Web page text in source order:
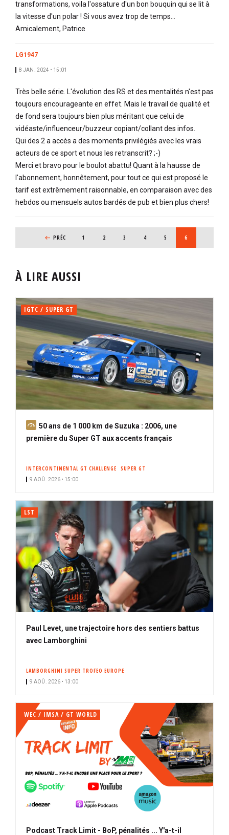
transformations, voila l'ossature d'un bon bouquin qui se lit à
la vitesse d'un polar ! Si vous avez trop de temps...
Amicalement, Patrice
LG1947
8 JAN. 2024 • 15:01
Très belle série. L'évolution des RS et des mentalités n'est pas
toujours encourageante en effet. Mais le travail de qualité et
de fond sera toujours bien plus méritant que celui de
vidéaste/influenceur/buzzeur copiant/collant des infos.
Qui des 2 a accès a des moments privilégiés avec les vrais
acteurs de ce sport et nous les retranscrit? ;-)
Merci et bravo pour le boulot abattu! Quant à la hausse de
l'abonnement, honnêtement, pour tout ce qui est proposé le
tarif est extrêmement raisonnable, en comparaison avec des
hebdos ou mensuels autos bardés de pub et bien plus chers!
PAGE PRÉCÉDENTE
PRÉC PAGE
1 PAGE
2 PAGE
3 PAGE
4 PAGE
5 PAGE COURANTE
6
À LIRE AUSSI
IGTC / SUPER GT
A
b
50 ans de 1 000 km de Suzuka : 2006, une
première du Super GT aux accents français
INTERCONTINENTAL GT CHALLENGE SUPER GT
9 AOÛ. 2026 • 15:00
LST
Paul Levet, une trajectoire hors des sentiers battus
avec Lamborghini
LAMBORGHINI SUPER TROFEO EUROPE
9 AOÛ. 2026 • 13:00
WEC / IMSA / GT WORLD
Podcast Track Limit - BoP, pénalités ... Y'a-t-il